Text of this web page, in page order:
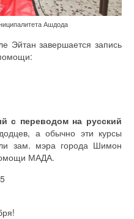
Ашдода
Эйтан завершается запись
с переводом на русский
а обычно эти курсы
зам. мэра города Шимон
МАДА.